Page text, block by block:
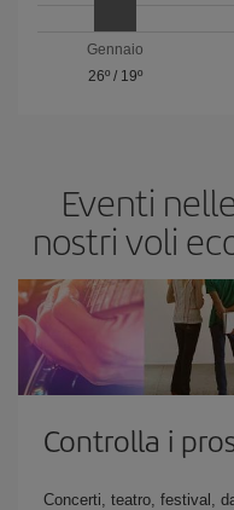
Gennaio
26º/ 19º
Eventi
nostri voli
Controlla i
Concerti, teatro, festival,